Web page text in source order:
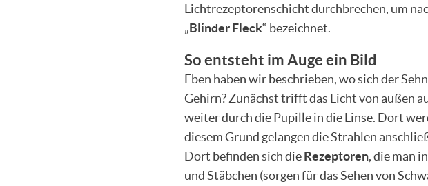
Lichtrezeptorenschicht durchbrechen, um
„Blinder Fleck“ bezeichnet.
So entsteht im Auge ein Bild
Eben haben wir beschrieben, wo sich der
Gehirn? Zunächst trifft das Licht von außen
weiter durch die Pupille in die Linse. Dort
diesem Grund gelangen die Strahlen
Dort befinden sich dieRezeptoren, die man
und Stäbchen (sorgen für das Sehen von